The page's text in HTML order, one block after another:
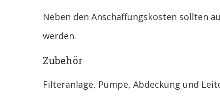
Neben den Anschaffungskosten sollten
werden.
Zubehör
Filteranlage, Pumpe, Abdeckung und